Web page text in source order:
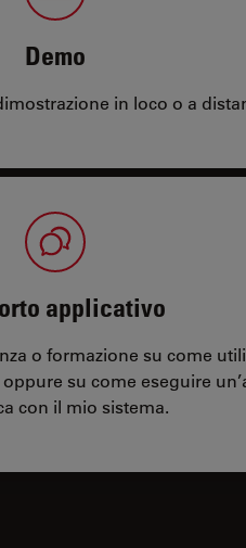
Demo
in loco o a
applicativo
o formazione su come
su come eseguire
con il mio sistema.